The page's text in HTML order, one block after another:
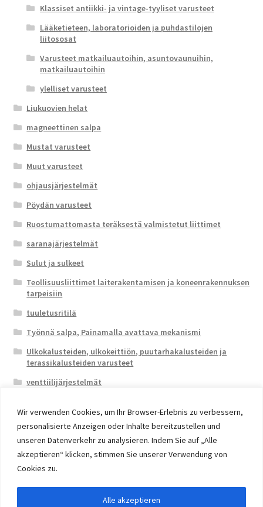
Wir verwenden Cookies, um Ihr Browser-Erlebnis zu verbessern,
personalisierte Anzeigen oder Inhalte bereitzustellen und
unseren Datenverkehr zu analysieren. Indem Sie auf „Alle
akzeptieren“ klicken, stimmen Sie unserer Verwendung von
Cookies zu.
Alle akzeptieren
Klassiset antiikki- ja vintage-tyyliset varusteet
Lääketieteen, laboratorioiden ja puhdastilojen
liitososat
Varusteet matkailuautoihin, asuntovaunuihin,
matkailuautoihin
ylelliset varusteet
Liukuovien helat
magneettinen salpa
Mustat varusteet
Muut varusteet
ohjausjärjestelmät
Pöydän varusteet
Ruostumattomasta teräksestä valmistetut liittimet
saranajärjestelmät
Sulut ja sulkeet
Teollisuusliittimet laiterakentamisen ja koneenrakennuksen
tarpeisiin
tuuletusritilä
Työnnä salpa, Painamalla avattava mekanismi
Ulkokalusteiden, ulkokeittiön, puutarhakalusteiden ja
terassikalusteiden varusteet
venttiilijärjestelmät
© 2026 Eruon Trade UG, Germany, member of the ERUON